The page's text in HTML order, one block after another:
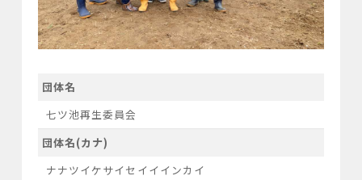
団体名
七ツ池再生委員会
団体名(カナ)
ナナツイケサイセイイインカイ